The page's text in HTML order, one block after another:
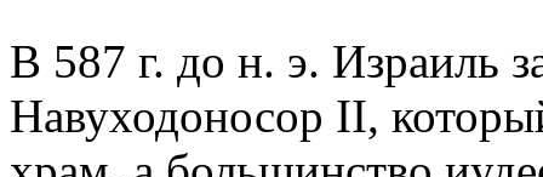
В 587 г. до н. э. Израиль
Навуходоносор II,